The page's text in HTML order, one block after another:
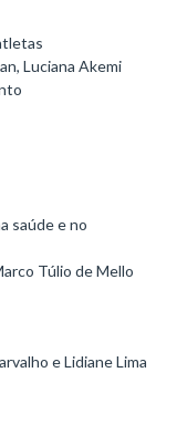
Luciana Akemi
saúde e no
Túlio de Mello
e Lidiane Lima